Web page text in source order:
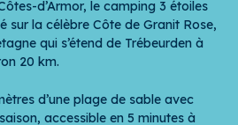
d’Armor, le camping 3 étoiles
sur la célèbre Côte de Granit Rose,
qui s’étend de Trébeurden à
20 km.
d’une plage de sable avec
accessible en 5 minutes à